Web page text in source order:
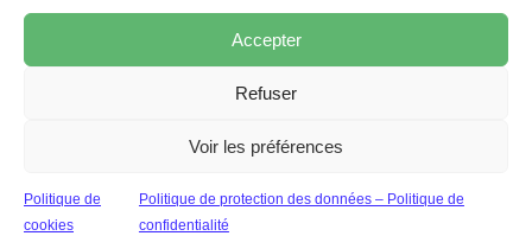
Accepter
Refuser
Voir les préférences
Politique de
cookies
Politique de protection des données – Politique de
confidentialité
POLITIQUE DE COOKIES